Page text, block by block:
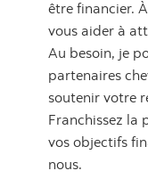
être financier.
vous aider à
Au besoin, je
partenaires
soutenir votre
Franchissez la
vos objectifs
nous.